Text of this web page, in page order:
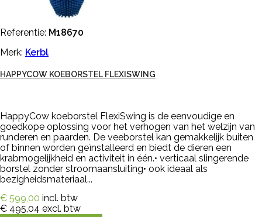
Referentie: M18670
Merk: Kerbl
HAPPYCOW KOEBORSTEL FLEXISWING
HappyCow koeborstel FlexiSwing is de eenvoudige en
goedkope oplossing voor het verhogen van het welzijn van
runderen en paarden. De veeborstel kan gemakkelijk buiten
of binnen worden geïnstalleerd en biedt de dieren een
krabmogelijkheid en activiteit in één.• verticaal slingerende
borstel zonder stroomaansluiting• ook ideaal als
bezigheidsmateriaal...
€ 599,00 incl. btw
€ 495,04 excl. btw